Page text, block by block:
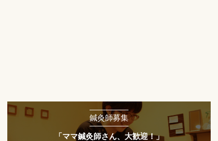
鍼灸師募集
「ママ鍼灸師さん、大歓迎！」